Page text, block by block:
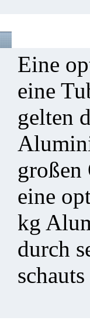
Eine
eine
gelten
eine
kg
durch